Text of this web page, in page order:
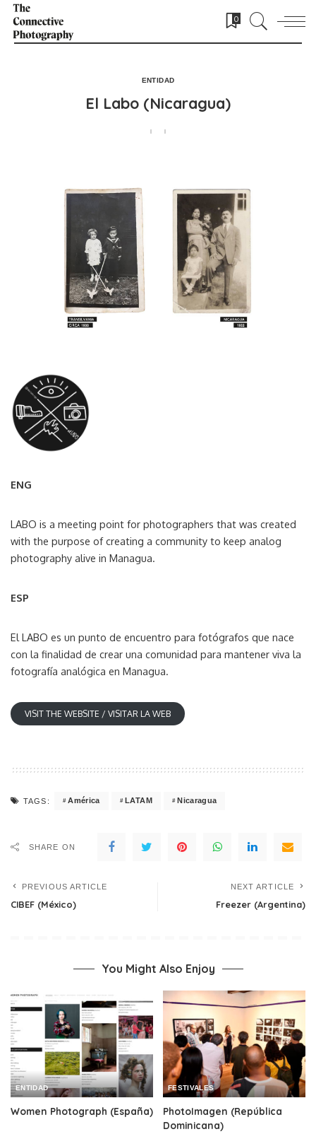
0
ENTIDAD
El Labo (Nicaragua)
ENG
LABO is a meeting point for photographers that was created
with the purpose of creating a community to keep analog
photography alive in Managua.
ESP
El LABO es un punto de encuentro para fotógrafos que nace
con la finalidad de crear una comunidad para mantener viva la
fotografía analógica en Managua.
VISIT THE WEBSITE / VISITAR LA WEB
TAGS: América LATAM Nicaragua
SHARE ON
PREVIOUS ARTICLE
CIBEF (México)
NEXT ARTICLE
Freezer (Argentina)
You Might Also Enjoy
ENTIDAD
Women Photograph (España)
FESTIVALES
PhotoImagen (República
Dominicana)